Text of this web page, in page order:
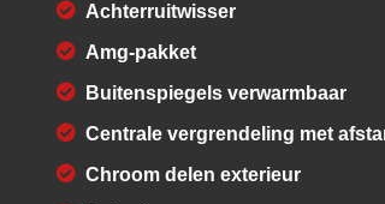
Achterruitwisser
Amg-pakket
Buitenspiegels verwarmbaar
Centrale vergrendeling met
Chroom delen exterieur